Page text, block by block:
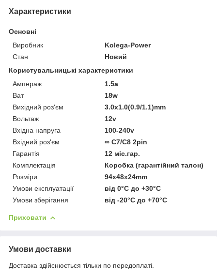
Характеристики
Основні
Виробник
Kolega-Power
Стан
Новий
Користувальницькі характеристики
Ампераж
1.5a
Ват
18w
Вихідний роз'єм
3.0x1.0(0.9/1.1)mm
Вольтаж
12v
Вхідна напруга
100-240v
Вхідний роз'єм
∞ C7/C8 2pin
Гарантія
12 міс.гар.
Комплектація
Коробка (гарантійний талон)
Розміри
94x48x24mm
Умови експлуатації
від 0°C до +30°C
Умови зберігання
від -20°C до +70°C
Приховати
Умови доставки
Доставка здійснюється тільки по передоплаті.